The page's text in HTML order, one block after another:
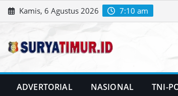
Skip
to
Kamis, 6 Agustus 2026 7:10 am
ADVERTORIAL NASIONAL TNI-